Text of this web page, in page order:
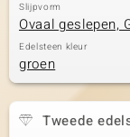
Slijpvorm
Ovaal geslepen,
Edelsteen kleur
groen
Tweede